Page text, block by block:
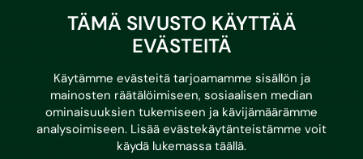
TÄMÄ SIVUSTO KÄYTTÄÄ
EVÄSTEITÄ
Käytämme evästeitä tarjoamamme sisällön ja
mainosten räätälöimiseen, sosiaalisen median
ominaisuuksien tukemiseen ja kävijämäärämme
analysoimiseen. Lisää evästekäytänteistämme voit
käydä lukemassa täällä.
Pääsääntöisesti saamme tiedot joko sinulta itseltäsi, tai
sinun nimenomaisella suostumuksella tai muuten sinun
Lisäksi keräämme tietojasi asiakaspalvelun yhteydessä sekä
asiakastietojärjestelmän tietokannasta.
Tietoja voidaan kerätä suoraan sinulta rekisteröitymisen